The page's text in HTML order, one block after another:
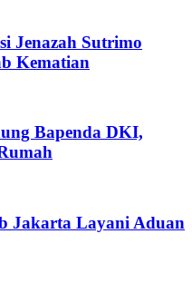
Jenazah Sutrimo
Kematian
Bapenda DKI,
Jakarta Layani Aduan